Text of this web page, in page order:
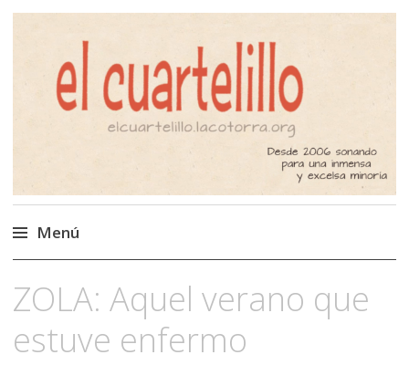
El Cuartelillo
Programa de radio de música
independiente. Podcast
Menú
al
ZOLA: Aquel verano que
estuve enfermo